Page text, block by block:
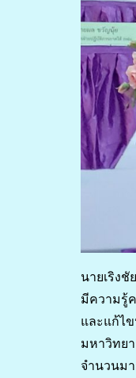
นายเริง
มีความรู้
และแก้ไ
มหาวิทย
จำนวนม